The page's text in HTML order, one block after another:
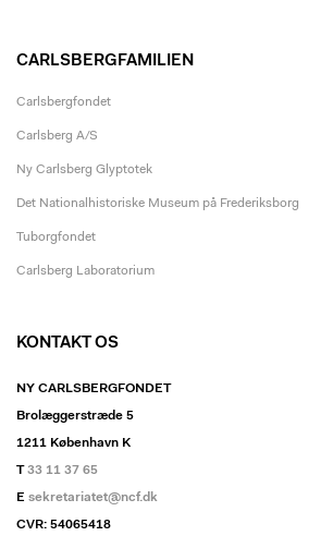
CARLSBERGFAMILIEN
Carlsbergfondet
Carlsberg A/S
Ny Carlsberg Glyptotek
Det Nationalhistoriske Museum på Frederiksborg
Tuborgfondet
Carlsberg Laboratorium
KONTAKT OS
NY CARLSBERGFONDET
Brolæggerstræde 5
1211 København K
T33 11 37 65
E sekretariatet@ncf.dk
CVR: 54065418